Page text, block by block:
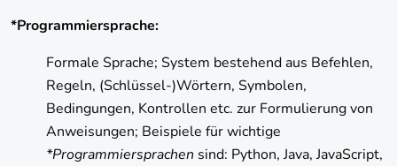
*Programmiersprache:
Formale Sprache; System bestehend aus Befehlen,
Regeln, (Schlüssel-)Wörtern, Symbolen,
Bedingungen, Kontrollen etc. zur Formulierung von
Anweisungen; Beispiele für wichtige
*Programmiersprachen sind: Python, Java, JavaScript,